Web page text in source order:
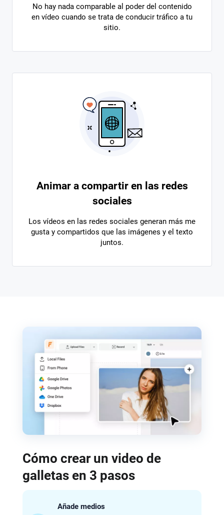
No hay nada comparable al poder del contenido
en vídeo cuando se trata de conducir tráfico a tu
sitio.
Animar a compartir en las redes
sociales
Los vídeos en las redes sociales generan más me
gusta y compartidos que las imágenes y el texto
juntos.
Cómo crear un video de
galletas en 3 pasos
Añade medios